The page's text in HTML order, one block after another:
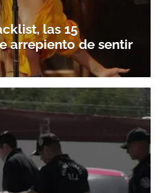
a nuestro boletín.
ACEPTAR
las 15
arrepiento de sentir